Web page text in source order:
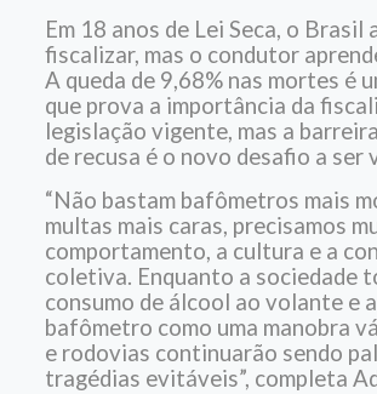
Em 18 anos de Lei Seca, o Brasil
fiscalizar, mas o condutor
A queda de 9,68% nas mortes é
que prova a importância da
legislação vigente, mas a
de recusa é o novo desafio a ser
“Não bastam bafômetros mais
multas mais caras, precisamos
comportamento, a cultura e a
coletiva. Enquanto a sociedade
consumo de álcool ao volante e
bafômetro como uma manobra
e rodovias continuarão sendo
tragédias evitáveis”, completa